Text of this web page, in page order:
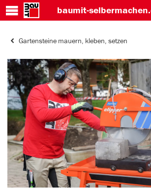
baumit-
Gartensteine mauern, kleben, setzen